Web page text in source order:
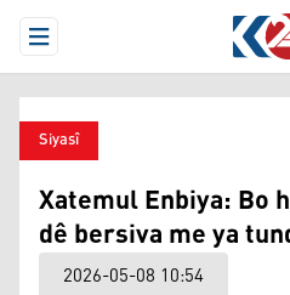
Open Menu
Siyasî
Xatemul Enbiya: Bo
dê bersiva me ya
2026-05-08 10:54